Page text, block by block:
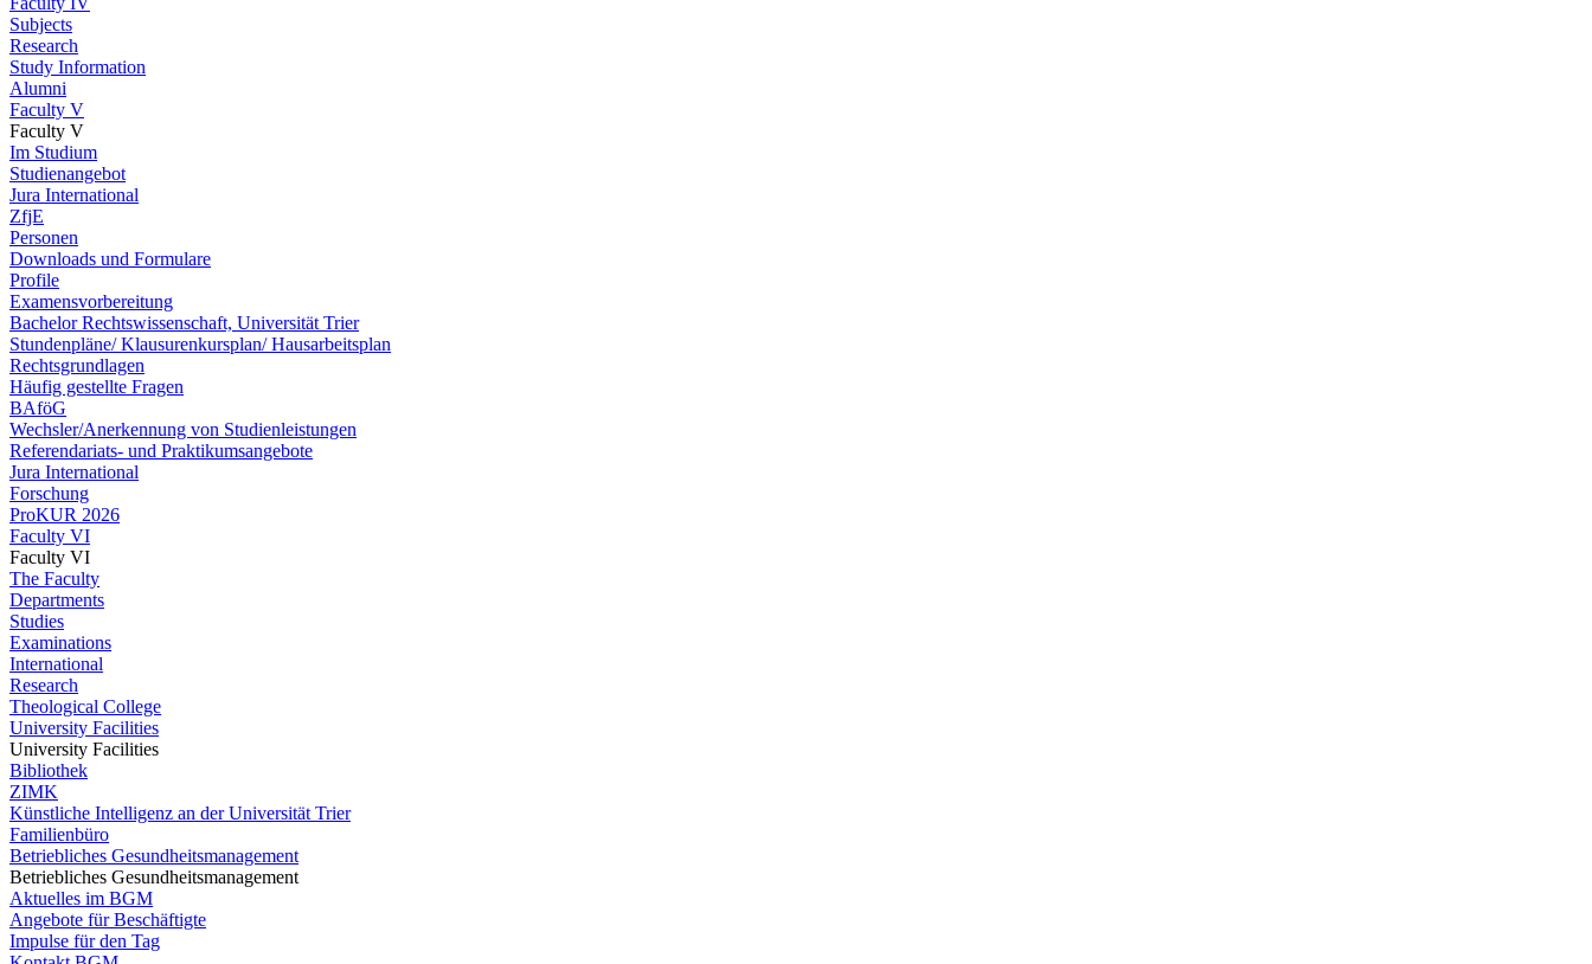
Subjects
Research
Study Information
Alumni
Faculty V
Faculty V
Im Studium
Studienangebot
Jura International
ZfjE
Personen
Downloads und Formulare
Profile
Examensvorbereitung
Bachelor Rechtswissenschaft, Universität Trier
Stundenpläne/ Klausurenkursplan/ Hausarbeitsplan
Rechtsgrundlagen
Häufig gestellte Fragen
BAföG
Wechsler/Anerkennung von Studienleistungen
Referendariats- und Praktikumsangebote
Jura International
Forschung
ProKUR 2026
Faculty VI
Faculty VI
The Faculty
Departments
Studies
Examinations
International
Research
Theological College
University Facilities
University Facilities
Bibliothek
ZIMK
Künstliche Intelligenz an der Universität Trier
Familienbüro
Betriebliches Gesundheitsmanagement
Betriebliches Gesundheitsmanagement
Aktuelles im BGM
Angebote für Beschäftigte
Impulse für den Tag